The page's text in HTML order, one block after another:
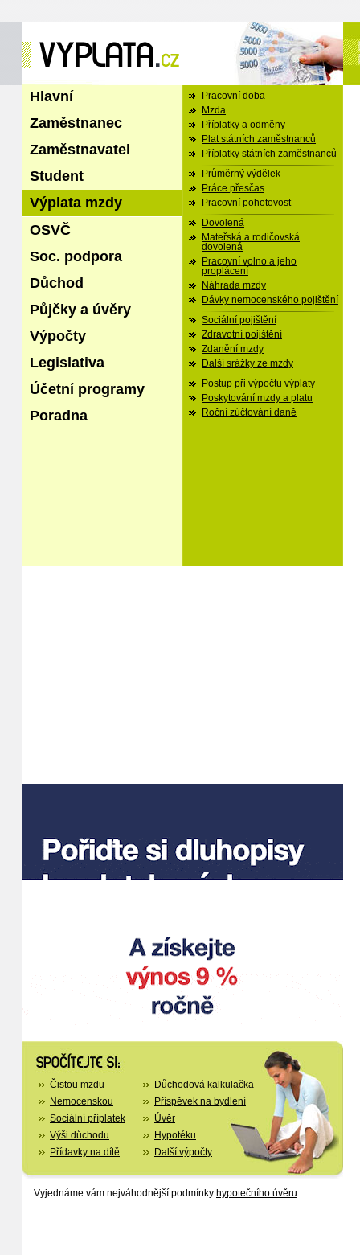
Hlavní
Zaměstnanec
Zaměstnavatel
Student
Výplata mzdy
OSVČ
Soc. podpora
Důchod
Půjčky a úvěry
Výpočty
Legislativa
Účetní programy
Poradna
Pracovní doba
Mzda
Příplatky a odměny
Plat státních zaměstnanců
Příplatky státních zaměstnanců
Průměrný výdělek
Práce přesčas
Pracovní pohotovost
Dovolená
Mateřská a rodičovská
dovolená
Pracovní volno a jeho
proplácení
Náhrada mzdy
Dávky nemocenského pojištění
Sociální pojištění
Zdravotní pojištění
Zdanění mzdy
Další srážky ze mzdy
Postup při výpočtu výplaty
Poskytování mzdy a platu
Roční zúčtování daně
Čistou mzdu
Nemocenskou
Sociální příplatek
Výši důchodu
Přídavky na dítě
Důchodová kalkulačka
Příspěvek na bydlení
Úvěr
Hypotéku
Další výpočty
Vyjednáme vám nejváhodnější podmínky hypotečního úvěru.